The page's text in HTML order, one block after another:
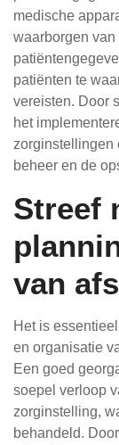
medische
waarborgen
patiënten te
vereisten. Door
het
zorginstellingen
beheer en de
Streef
van
Het is
en organisatie
Een goed
soepel verloop
zorginstelling,
behandeld.